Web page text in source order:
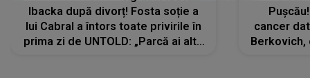
Ibacka după divorț! Fosta soție a
lui Cabral a întors toate privirile în
prima zi de UNTOLD: „Parcă ai altă
cancer
Berkovich,